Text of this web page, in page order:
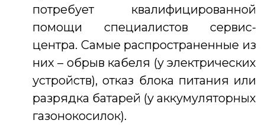
потребует квалифицированной
помощи специалистов сервис-
центра. Самые распространенные из
них – обрыв кабеля (у электрических
устройств), отказ блока питания или
разрядка батарей (у аккумуляторных
газонокосилок).